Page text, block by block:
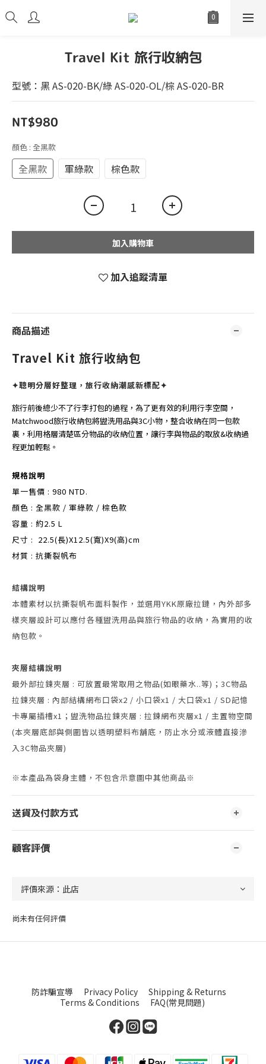
Travel Kit 旅行收納包
型號：黑 AS-020-BK/綠 AS-020-OL/棕 AS-020-BR
NT$980
顏色 : 全黑款
全黑款 軍綠款 棕色款
加入購物車
加入追蹤清單
商品描述
Travel Kit 旅行收納包
✦聰明分層好整理，旅行收納潮感新標配✦
旅行前後總少不了行李打包的過程，為了更有效的利用行李空間，
Matchwood旅行收納包將盥洗用品與3C小物，整合收納在同一包款
裏，利用格層清楚區分物品的收納位置，讓行李與物品的取放&收納過
程更加輕鬆。
規格說明
單一售價 : 980 NTD.
顏色 : 全黑款 / 軍綠款 / 棕色款
容量 : 約2.5 L
尺寸 : 22.5(長)X12.5(寬)X9(高)cm
材質 : 抗撕裂帆布
結構說明
本體素材以抗撕裂帆布面料製作，並選用YKK原廠拉鏈，內外部多
樣夾層設計可以應付各種盥洗用品與旅行物品的收納，為實用的收
納包款。
夾層結構說明
最外部拉鍊夾層 : 可放置最常取用之物品(如眼藥水..等)；3C物品
拉鍊夾層 : 內部結構網布口袋x2 / 小口袋x1 / 大口袋x1 / SD記憶
卡專屬插槽x1；盥洗物品拉鍊夾層 : 拉鍊網布夾層x1 / 主置物空間
(本夾層底部與側圍皆以透明塑料布舖底，防止水分或液體直接滲
入3C物品夾層)
※本產品為袋身主體，不包含示意圖中其他商品※
送貨及付款方式
顧客評價
尚未有任何評價
防詐騙宣導 Privacy Policy
Shipping & Returns
Terms & Conditions
FAQ(常見問題)